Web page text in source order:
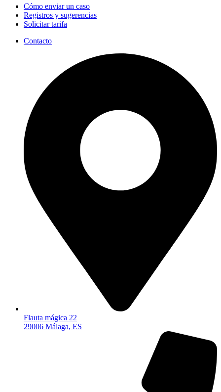
Cómo enviar un caso
Registros y sugerencias
Solicitar tarifa
Contacto
Flauta mágica 22
29006 Málaga, ES